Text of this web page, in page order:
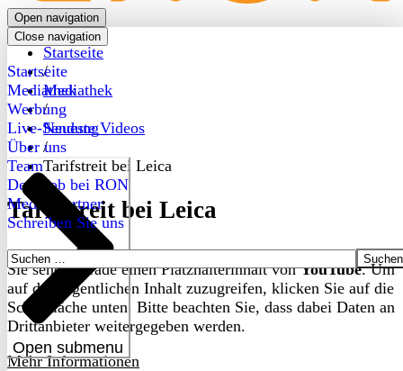
Open navigation
Close navigation
Startseite
Mediathek
Werbung
Live-Sendung
Über uns
Open submenu
Team
Dein Job bei RON
Medienpartner
Schreiben Sie uns
Suchen
nach:
Startseite
/
Mediathek
/
Neueste Videos
/
Tarifstreit bei Leica
Tarifstreit bei Leica
Sie sehen gerade einen Platzhalterinhalt vonYouTube. Um
auf den eigentlichen Inhalt zuzugreifen, klicken Sie auf die
Schaltfläche unten. Bitte beachten Sie, dass dabei Daten an
Drittanbieter weitergegeben werden.
Mehr Informationen